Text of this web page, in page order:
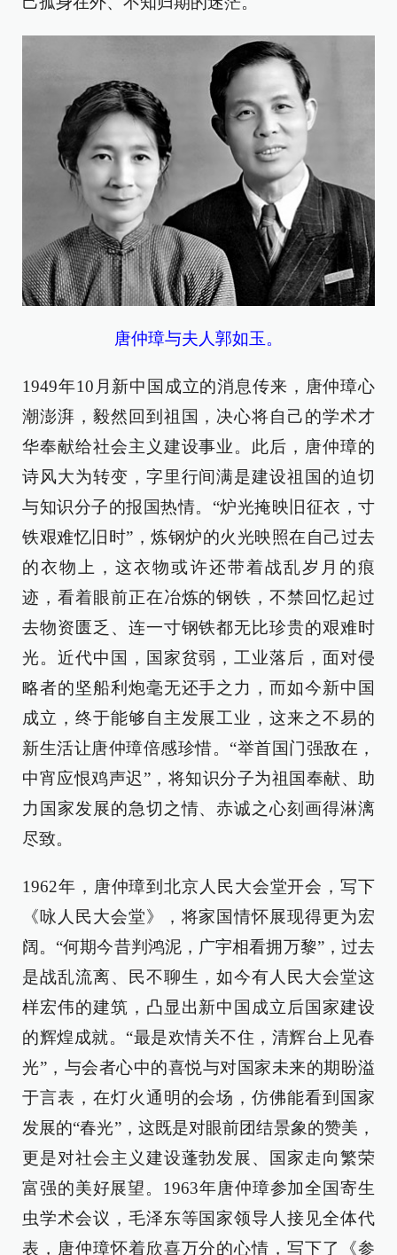
唐仲璋与夫人郭如玉。
1949年10月新中国成立的消息传来，唐仲璋心
潮澎湃，毅然回到祖国，决心将自己的学术才
华奉献给社会主义建设事业。此后，唐仲璋的
诗风大为转变，字里行间满是建设祖国的迫切
与知识分子的报国热情。“炉光掩映旧征衣，寸
铁艰难忆旧时”，炼钢炉的火光映照在自己过去
的衣物上，这衣物或许还带着战乱岁月的痕
迹，看着眼前正在冶炼的钢铁，不禁回忆起过
去物资匮乏、连一寸钢铁都无比珍贵的艰难时
光。近代中国，国家贫弱，工业落后，面对侵
略者的坚船利炮毫无还手之力，而如今新中国
成立，终于能够自主发展工业，这来之不易的
新生活让唐仲璋倍感珍惜。“举首国门强敌在，
中宵应恨鸡声迟”，将知识分子为祖国奉献、助
力国家发展的急切之情、赤诚之心刻画得淋漓
尽致。
1962年，唐仲璋到北京人民大会堂开会，写下
《咏人民大会堂》，将家国情怀展现得更为宏
阔。“何期今昔判鸿泥，广宇相看拥万黎”，过去
是战乱流离、民不聊生，如今有人民大会堂这
样宏伟的建筑，凸显出新中国成立后国家建设
的辉煌成就。“最是欢情关不住，清辉台上见春
光”，与会者心中的喜悦与对国家未来的期盼溢
于言表，在灯火通明的会场，仿佛能看到国家
发展的“春光”，这既是对眼前团结景象的赞美，
更是对社会主义建设蓬勃发展、国家走向繁荣
富强的美好展望。1963年唐仲璋参加全国寄生
虫学术会议，毛泽东等国家领导人接见全体代
表，唐仲璋怀着欣喜万分的心情，写下了《参